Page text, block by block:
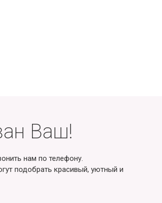
Ваш!
нам по телефону.
подобрать красивый, уютный и